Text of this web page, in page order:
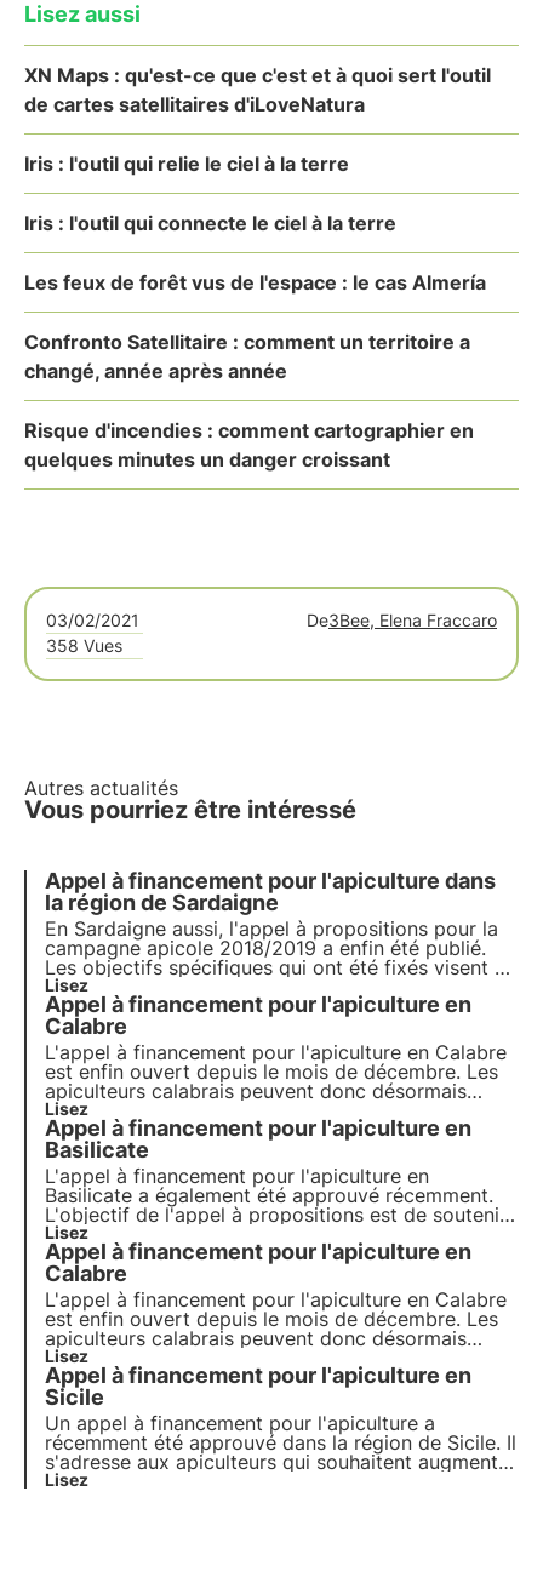
Lisez aussi
XN Maps : qu'est-ce que c'est et à quoi sert l'outil
de cartes satellitaires d'iLoveNatura
Iris : l'outil qui relie le ciel à la terre
Iris : l'outil qui connecte le ciel à la terre
Les feux de forêt vus de l'espace : le cas Almería
Confronto Satellitaire : comment un territoire a
changé, année après année
Risque d'incendies : comment cartographier en
quelques minutes un danger croissant
03/02/2021 De3Bee, Elena Fraccaro
358 Vues
Autres actualités
Vous pourriez être intéressé
Appel à financement pour l'apiculture dans
la région de Sardaigne
En Sardaigne aussi, l'appel à propositions pour la
campagne apicole 2018/2019 a enfin été publié.
Les objectifs spécifiques qui ont été fixés visent à
accroître l'efficacité et la commercialisation des
produits apicoles. Appel à financement pour
l'apiculture dans la région de Sardaigne
Lisez
Appel à financement pour l'apiculture en
Calabre
L'appel à financement pour l'apiculture en Calabre
est enfin ouvert depuis le mois de décembre. Les
apiculteurs calabrais peuvent donc désormais
également introduire une demande pour leurs
activités apicoles. Le nouvel appel de fonds a été
approuvé dans le but d'améliorer l'activité apicole
en Calabre.
Lisez
Appel à financement pour l'apiculture en
Basilicate
L'appel à financement pour l'apiculture en
Basilicate a également été approuvé récemment.
L'objectif de l'appel à propositions est de soutenir
la mise en œuvre de mesures visant à améliorer les
conditions de production et de commercialisation
du miel.
Lisez
Appel à financement pour l'apiculture en
Calabre
L'appel à financement pour l'apiculture en Calabre
est enfin ouvert depuis le mois de décembre. Les
apiculteurs calabrais peuvent donc désormais
également déposer une demande pour leurs
activités apicoles. Le nouvel appel de fonds a été
approuvé en vue d'améliorer le développement de
l'apiculture.
Lisez
Appel à financement pour l'apiculture en
Sicile
Un appel à financement pour l'apiculture a
récemment été approuvé dans la région de Sicile. Il
s'adresse aux apiculteurs qui souhaitent augmenter
leur production et améliorer la qualité de leurs
Lisez